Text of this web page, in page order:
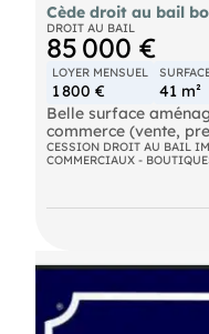
Cède droit au bail
DROIT AU BAIL
85 000 €
LOYER MENSUEL
1 800 € 41 m²
Belle surface
commerce (vente,
sol avec partie
CESSION DROIT AU BAIL
COMMERCIAUX -